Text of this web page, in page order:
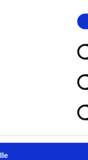
du vil
å komme i
eller epost, men